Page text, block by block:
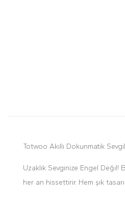
Totwoo Akıllı Dokunmatik
Uzaklık Sevginize Engel Değil!
her an hissettirir. Hem şık